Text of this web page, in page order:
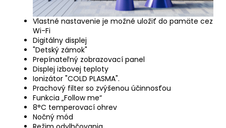
Vlastné nastavenie je možné uložiť do pamäte cez
Wi-Fi
Digitálny displej
"Detský zámok"
Prepínateľný zobrazovací panel
Displej izbovej teploty
Ionizátor "COLD PLASMA".
Prachový filter so zvýšenou účinnosťou
Funkcia „Follow me“
8°C temperovací ohrev
Nočný mód